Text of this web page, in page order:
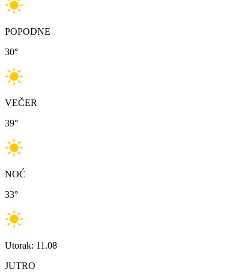
POPODNE
30°
VEČER
39°
NOĆ
33°
Utorak: 11.08
JUTRO